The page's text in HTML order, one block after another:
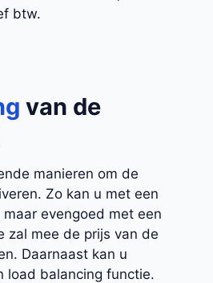
btw.
van de
manieren om de
Zo kan u met een
evengoed met een
zal mee de prijs van de
Daarnaast kan u
load balancing functie.